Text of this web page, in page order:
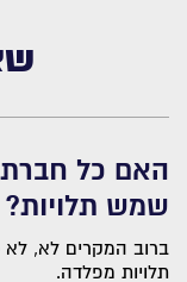
האם כל חברת
שמש תלויות?
ברוב המקרים לא,
תלויות מפלדה.